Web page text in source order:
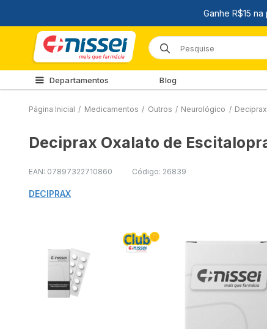
Departamentos Blog
Página Inicial / Medicamentos / Outros / Neurológico /
Deciprax Oxalato de
EAN: 07897322710860 Código: 26839
DECIPRAX